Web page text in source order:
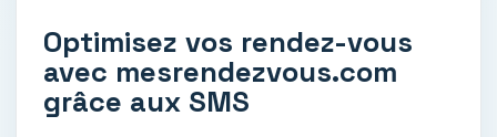
Optimisez vos rendez-vous
avec mesrendezvous.com
grâce aux SMS